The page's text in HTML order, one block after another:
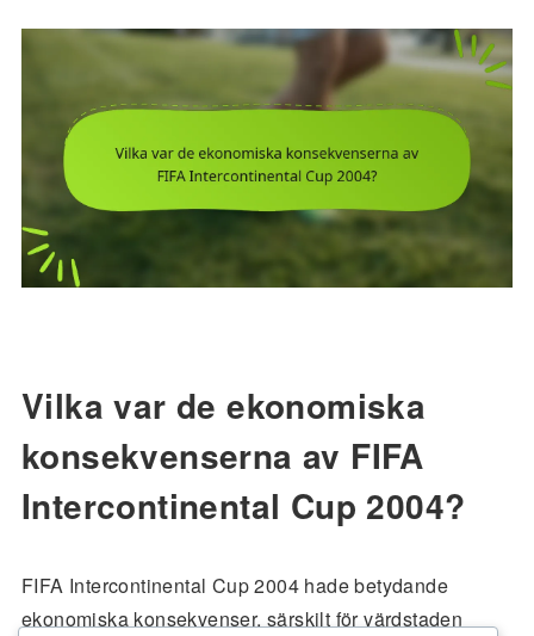
Vilka var de ekonomiska
konsekvenserna av FIFA
Intercontinental Cup 2004?
FIFA Intercontinental Cup 2004 hade betydande
ekonomiska konsekvenser, särskilt för värdstaden